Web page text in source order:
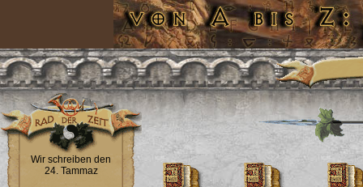
Wir schreiben den
24. Tammaz